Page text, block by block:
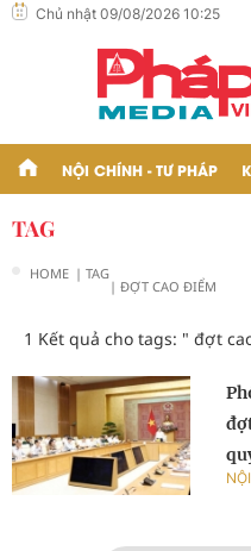
Chủ nhật 09/08/2026 10:25
NỘI CHÍNH - TƯ PHÁP
TAG
HOME | TAG
| ĐỢT CAO ĐIỂM
1 Kết quả cho tags: " đợt